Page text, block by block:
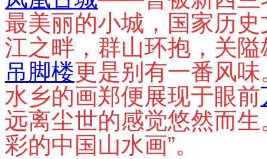
最美丽的小城，国家历
江之畔，群山环抱，关
吊脚楼更是别有一番风
水乡的画郑便展现于眼前
远离尘世的感觉悠然而
彩的中国山水画”。